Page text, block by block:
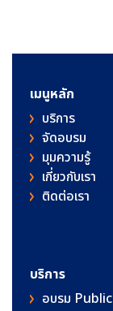
เมนูหลัก
บริการ
จัดอบรม
มุมความรู้
เกี่ยวกับเรา
ติดต่อเรา
บริการ
อบรม